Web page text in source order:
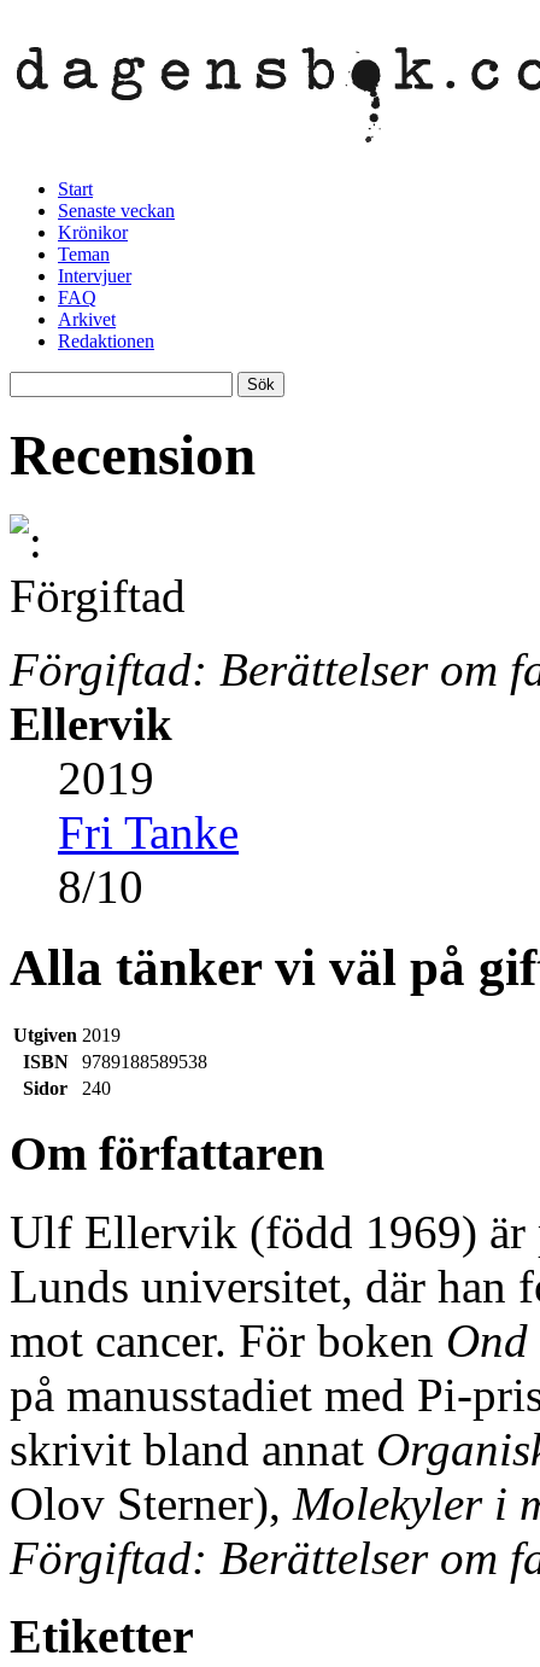
Start
Senaste veckan
Krönikor
Teman
Intervjuer
FAQ
Arkivet
Redaktionen
Recension
Förgiftad: Berättelser om
Ellervik
2019
Fri Tanke
8/10
Alla tänker vi väl på
Utgiven 2019
ISBN
9789188589538
Sidor
240
Om författaren
Ulf Ellervik (född 1969) är
Lunds universitet, där han
mot cancer. För boken Ond
på manusstadiet med Pi-
skrivit bland annat
Olov Sterner), Molekyler i
Förgiftad: Berättelser om
Etiketter